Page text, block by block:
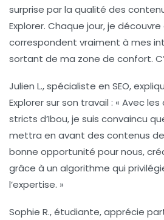
surprise par la qualité des
Explorer. Chaque jour, je
correspondent vraiment à mes
sortant de ma zone de confort.
Julien L., spécialiste en SEO,
Explorer sur son travail : « Avec
stricts d’Ibou, je suis convaincu
mettra en avant des contenus de
bonne opportunité pour nous,
grâce à un algorithme qui
l’expertise. »
Sophie R., étudiante, apprécie